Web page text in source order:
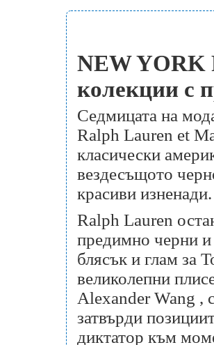
NEW YORK
колекции с
Седмицата на
Ralph Lauren et
класически
вездесъщото
красиви изненади.
Ralph Lauren
предимно черни
блясък и глам за
великолепни
Alexander Wang ,
затвърди
диктатор към